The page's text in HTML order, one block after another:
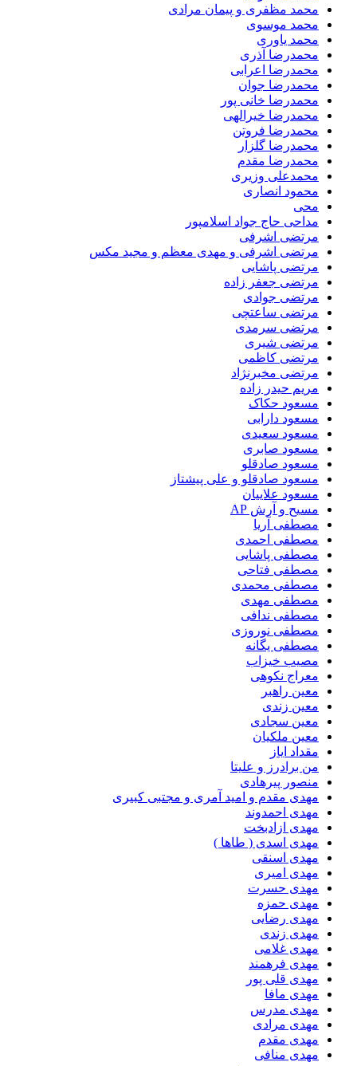
محمد مظفری و پیمان مرادی
محمد موسوی
محمد یاوری
محمدرضا آذری
محمدرضا اعرابی
محمدرضا جوان
محمدرضا خانی پور
محمدرضا خیرالهی
محمدرضا فروتن
محمدرضا گلزار
محمدرضا مقدم
محمدعلی وزیری
محمود انصاری
محی
مداحی حاج جواد اسلامپور
مرتضی اشرفی
مرتضی اشرفی و مهدی معظم و مجید مکس
مرتضی پاشایی
مرتضی جعفر زاده
مرتضی جوادی
مرتضی ساعتچی
مرتضی سرمدی
مرتضی شیری
مرتضی کاظمی
مرتضی مخبرنژاد
مریم حیدر زاده
مسعود حکاک
مسعود دارابی
مسعود سعیدی
مسعود صابری
مسعود صادقلو
مسعود صادقلو و علی پیشتاز
مسعود علاییان
مسیح و آرش AP
مصطفی آریا
مصطفی احمدی
مصطفی پاشایی
مصطفی فتاحی
مصطفی محمدی
مصطفی مهدی
مصطفی ندافی
مصطفی نوروزی
مصطفی یگانه
مصیب خیزاب
معراج نکوهی
معین راهبر
معین زندی
معین سجادی
معین ملکیان
مقداد ایاز
من برادرز و علیتا
منصور پیرهادی
مهدى مقدم و امید آمرى و مجتبى کبیرى
مهدی احمدوند
مهدی ازادبخت
مهدی اسدی ( طاها )
مهدی اسنقی
مهدی امیری
مهدی حسرت
مهدی حمزه
مهدی رضایی
مهدی زندی
مهدی غلامی
مهدی فرهمند
مهدی قلی پور
مهدی مافا
مهدی مدرس
مهدی مرادی
مهدی مقدم
مهدی منافی